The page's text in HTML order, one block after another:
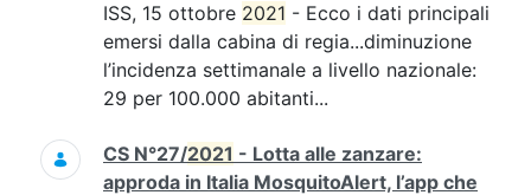
ISS, 15 ottobre 2021 - Ecco i dati principali
emersi dalla cabina di regia...diminuzione
l’incidenza settimanale a livello nazionale:
29 per 100.000 abitanti...
CS N°27/2021 - Lotta alle zanzare:
approda in Italia MosquitoAlert, l’app che